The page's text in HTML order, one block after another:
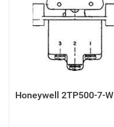
Honeywell 2TP500-7-W